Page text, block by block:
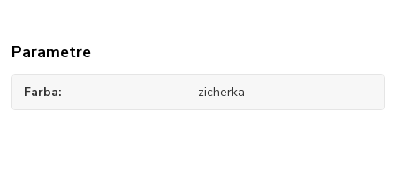
Parametre
Farba zicherka